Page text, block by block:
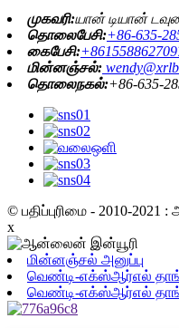
முகவரி:யான் டியான்
தொலைபேசி:+86-635-
கைபேசி:
மின்னஞ்சல்:
தொலைநகல்:+86-635-
© பதிப்புரிமை - 2010-
x
மின்னஞ்சல் அனுப்பு
வெண்டி-எக்ஸ்ஆர்எல்
வெண்டி-எக்ஸ்ஆர்எல்